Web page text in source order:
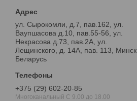
ул. Сырокомли, д.7, пав.162, ул.
Ваупшасова д.10, пав.55-56, ул.
Некрасова д.73, пав.2А, ул.
Лещинского, д. 14А, пав. 113, Минск,
Беларусь
+375 (29) 602-20-85
Многоканальный С 9.00 до 18.00